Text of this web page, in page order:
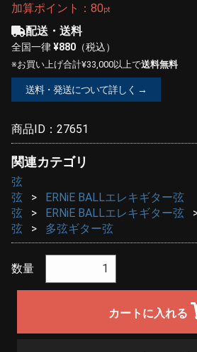
加算ポイント： 80pt
配送・送料
全国一律¥880 （税込）
※お買い上げ合計¥33,000以上で送料無料
送料・発送について詳しく →
商品ID： 27651
関連カテゴリ
弦
弦
ERNiE BALLエレキギター弦
弦
ERNiE BALLエレキギター弦
弦
多弦ギター弦
数量
カートに入れる